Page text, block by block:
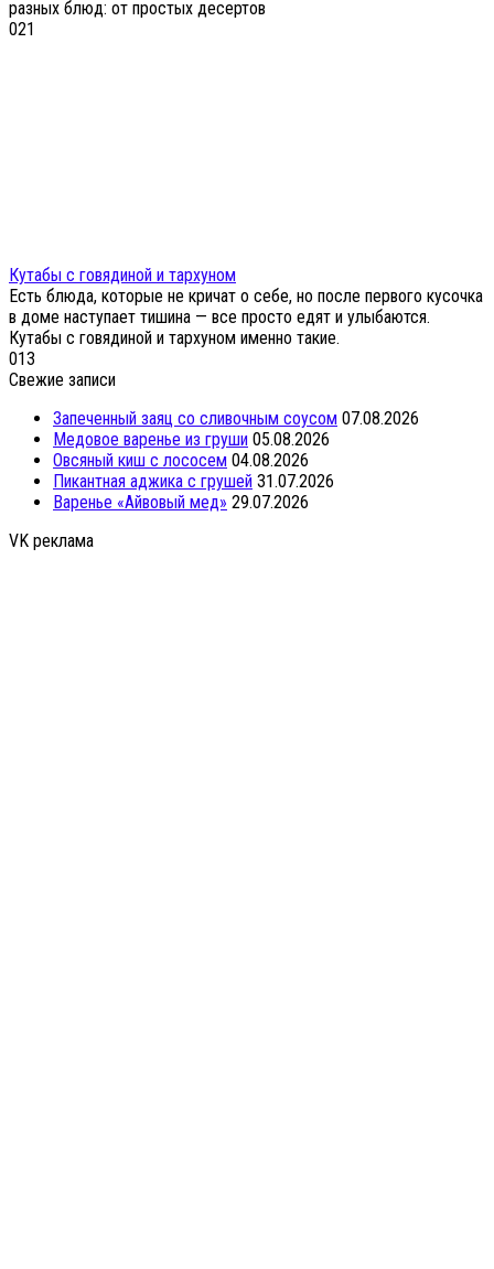
разных блюд: от простых десертов
021
Кутабы с говядиной и тархуном
Есть блюда, которые не кричат о себе, но после первого кусочка
в доме наступает тишина — все просто едят и улыбаются.
Кутабы с говядиной и тархуном именно такие.
013
Свежие записи
Запеченный заяц со сливочным соусом 07.08.2026
Медовое варенье из груши 05.08.2026
Овсяный киш с лососем 04.08.2026
Пикантная аджика с грушей 31.07.2026
Варенье «Айвовый мед» 29.07.2026
VK реклама